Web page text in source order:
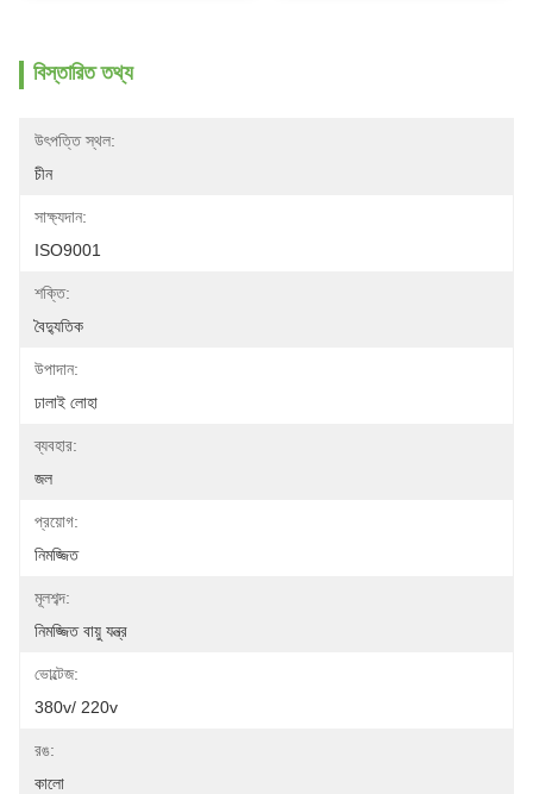
বিস্তারিত তথ্য
উৎপত্তি স্থল:
চীন
সাক্ষ্যদান:
ISO9001
শক্তি:
বৈদ্যুতিক
উপাদান:
ঢালাই লোহা
ব্যবহার:
জল
প্রয়োগ:
নিমজ্জিত
মূলশব্দ:
নিমজ্জিত বায়ু যন্ত্র
ভোল্টেজ:
380v/ 220v
রঙ:
কালো